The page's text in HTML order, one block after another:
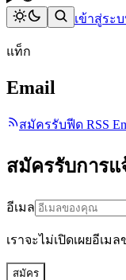
เข้าสู่ระ
แท็ก
Email
สมัครรับฟีด RSS
สมัครรับการแ
อีเมล
เราจะไม่เปิดเผยอีเม
สมัคร